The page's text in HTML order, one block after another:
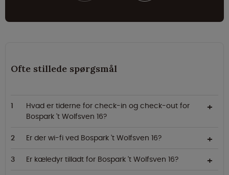
Ofte stillede spørgsmål
Hvad er tiderne for check-in og check-out for
Bospark 't Wolfsven 16?
Er der wi-fi ved Bospark 't Wolfsven 16?
Er kæledyr tilladt for Bospark 't Wolfsven 16?